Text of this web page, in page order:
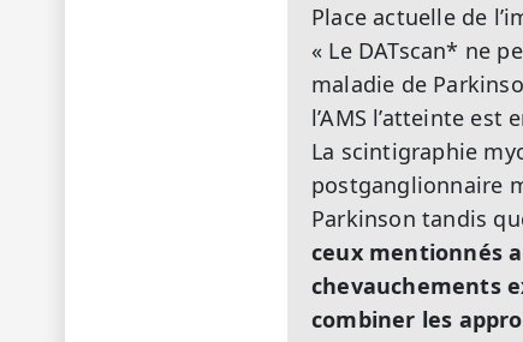
Place actuelle de
« Le DATscan* ne
maladie de
l’AMS l’atteinte
La scintigraphie
postganglionnaire
Parkinson tandis
ceux mentionnés
chevauchements
combiner les